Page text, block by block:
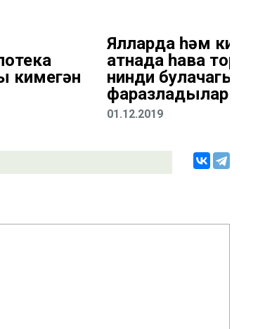
кимегән
Ялларда һәм киләсе
атнада һава торышы
нинди булачагын
фаразладылар
01.12.2019